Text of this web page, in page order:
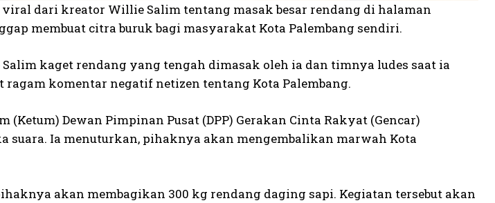
viral dari kreator Willie Salim tentang masak besar rendang di halaman
membuat citra buruk bagi masyarakat Kota Palembang sendiri.
kaget rendang yang tengah dimasak oleh ia dan timnya ludes saat ia
komentar negatif netizen tentang Kota Palembang.
(Ketum) Dewan Pimpinan Pusat (DPP) Gerakan Cinta Rakyat (Gencar)
suara. Ia menuturkan, pihaknya akan mengembalikan marwah Kota
akan membagikan 300 kg rendang daging sapi. Kegiatan tersebut akan